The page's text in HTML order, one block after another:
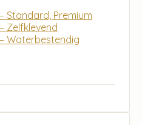
Standard, Premium
Zelfklevend
Waterbestendig